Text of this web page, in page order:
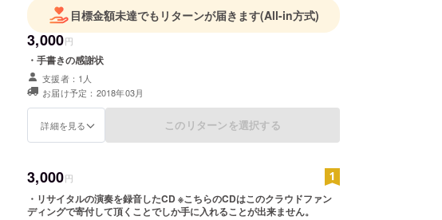
導員(嘱託職員)に就任し、翌年外部顧問へと昇進した年に行
われた、第30回中部日本吹奏楽コンクール小編成の部名古屋
大会にて、名古屋市立富田中学校吹奏楽部史上初の金賞を受
賞し、愛知県大会銀賞へと牽引した。その後名古屋芸術大学
を4年前期で中退し、現在は名古屋市立富田中学校吹奏楽部
外部顧問・誠信高等学校吹奏楽部外部指導員・春日井市立八
幡小学校音楽専門講師・フリーランスのサクソフォンプレイ
ヤーとして東海地方を中心に、演奏・指導活動を行なってお
でにサクソフォンを鈴木あゆみ・櫻井牧男・滝上典彦の各氏
に、室内楽を三日月孝に、指導法を辻井直幸・遠藤宏幸の各
氏に師事。
目標金額未達でもリターンが届きます(All-in方式)
3,000円
・手書きの感謝状
支援者：1人
お届け予定：2018年03月
詳細を見る このリターンを選択する
3,000円
・リサイタルの演奏を録音したCD ※こちらのCDはこのクラウドファン
ディングで寄付して頂くことでしか手に入れることが出来ません。